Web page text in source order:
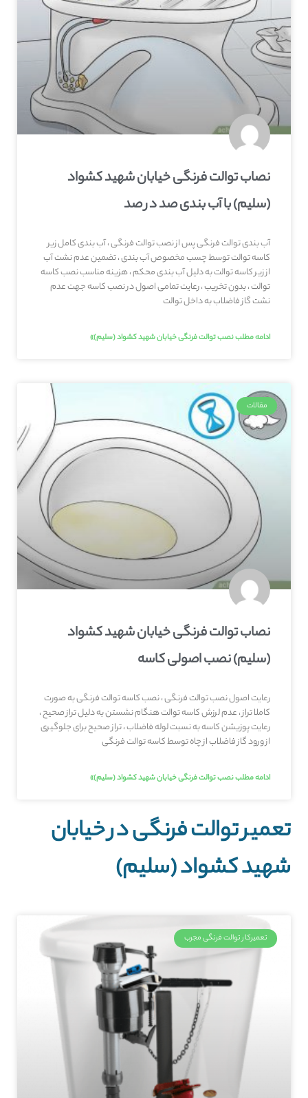
نصاب توالت فرنگی خیابان شهید کشواد
(سلیم) با آب بندی صد در صد
آب بندی توالت فرنگی پس از نصب توالت فرنگی ، آب بندی کامل زیر
کاسه توالت توسط چسب مخصوص آب بندی ، تضمین عدم نشت آب
از زیر کاسه توالت به دلیل آب بندی محکم ، هزینه مناسب نصب کاسه
توالت ، بدون تخریب ، رعایت تمامی اصول در نصب کاسه جهت عدم
نشت گاز فاضلاب به داخل توالت
ادامه مطلب نصب توالت فرنگی خیابان شهید کشواد (سلیم)»
مقالات
نصاب توالت فرنگی خیابان شهید کشواد
(سلیم) نصب اصولی کاسه
رعایت اصول نصب توالت فرنگی ، نصب کاسه توالت فرنگی به صورت
کاملا تراز ، عدم لرزش کاسه توالت هنگام نشستن به دلیل تراز صحیح ،
رعایت پوزیشن کاسه به نسبت لوله فاضلاب ، تراز صحیح برای جلوگیری
از ورود گاز فاضلاب از چاه توسط کاسه توالت فرنگی
ادامه مطلب نصب توالت فرنگی خیابان شهید کشواد (سلیم)»
تعمیر توالت فرنگی در خیابان
شهید کشواد (سلیم)
تعمیرکار توالت فرنگی مجرب